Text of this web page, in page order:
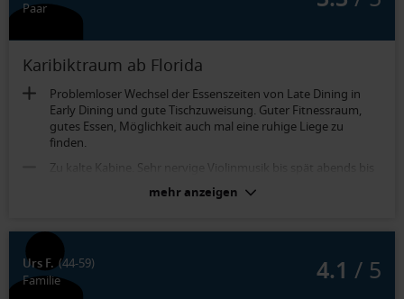
Paar
Karibiktraum ab Florida
Problemloser Wechsel der Essenszeiten von Late Dining in
Early Dining und gute Tischzuweisung. Guter Fitnessraum,
gutes Essen, Möglichkeit auch mal eine ruhige Liege zu
finden.
Zu kalte Kabine. Sehr nervige Violinmusik bis spät abends bis
in die Kabine zu hören, tlw. nach 23:00. Leider jeden Abend
das gleiche "Gefiedel". Insofern nie wieder eine Kabine an der
Balkonkabine (Kat. 8C):
Gute Größe und Unterbringungsmöglichkeiten. Klimaanlage
viel zu kalt und nicht regulierbar. Insofern dieses Schiff nicht
mehr anzeigen
Urs F. (44-59)
Familie
4.1 / 5